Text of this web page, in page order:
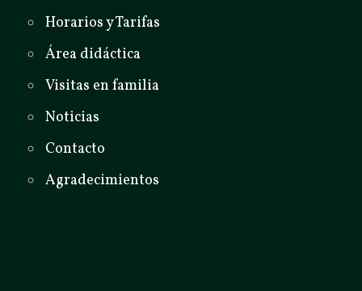
Horarios y Tarifas
Área didáctica
Visitas en familia
Noticias
Contacto
Agradecimientos